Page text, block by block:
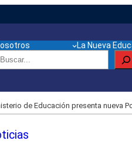
La Nueva
de Educación presenta nueva